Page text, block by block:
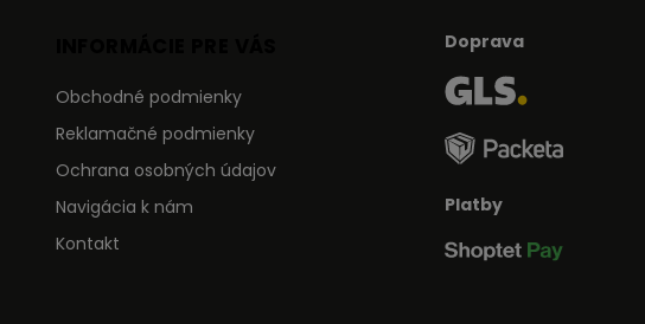
Obchodné podmienky
Reklamačné podmienky
Ochrana osobných údajov
Navigácia k nám
Kontakt
Doprava
Platby